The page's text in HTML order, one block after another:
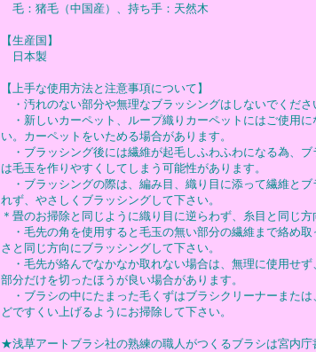
毛：猪毛（中国産）、持ち手：天然木
【生産国】
日本製
【上手な使用方法と注意事項について】
・汚れのない部分や無理なブラッシングはしないでくださ
・新しいカーペット、ループ織りカーペットにはご使用に
い。カーペットをいためる場合があります。
・ブラッシング後には繊維が起毛しふわふわになる為、ブ
は毛玉を作りやすくしてしまう可能性があります。
・ブラッシングの際は、編み目、織り目に添って繊維とブ
れず、やさしくブラッシングして下さい。
＊畳のお掃除と同じように織り目に逆らわず、糸目と同じ方
・毛先の角を使用すると毛玉の無い部分の繊維まで絡め取
さと同じ方向にブラッシングして下さい。
・毛先が絡んでなかなか取れない場合は、無理に使用せず
部分だけを切ったほうが良い場合があります。
・ブラシの中にたまった毛くずはブラシクリーナーまたは
どですくい上げるようにお掃除して下さい。
★浅草アートブラシ社の熟練の職人がつくるブラシは宮内庁